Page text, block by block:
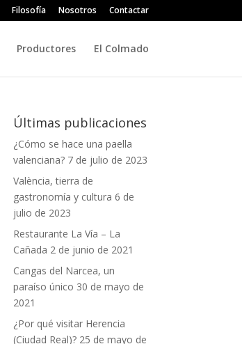
Filosofía Nosotros Contactar
Productores El Colmado
Últimas publicaciones
¿Cómo se hace una paella
valenciana? 7 de julio de 2023
València, tierra de
gastronomía y cultura 6 de
julio de 2023
Restaurante La Vía – La
Cañada 2 de junio de 2021
Cangas del Narcea, un
paraíso único 30 de mayo de
2021
¿Por qué visitar Herencia
(Ciudad Real)? 25 de mayo de